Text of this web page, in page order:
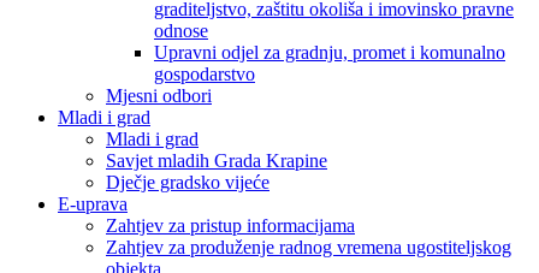
graditeljstvo, zaštitu okoliša i imovinsko pravne
odnose
Upravni odjel za gradnju, promet i komunalno
gospodarstvo
Mjesni odbori
Mladi i grad
Mladi i grad
Savjet mladih Grada Krapine
Dječje gradsko vijeće
E-uprava
Zahtjev za pristup informacijama
Zahtjev za produženje radnog vremena ugostiteljskog
objekta